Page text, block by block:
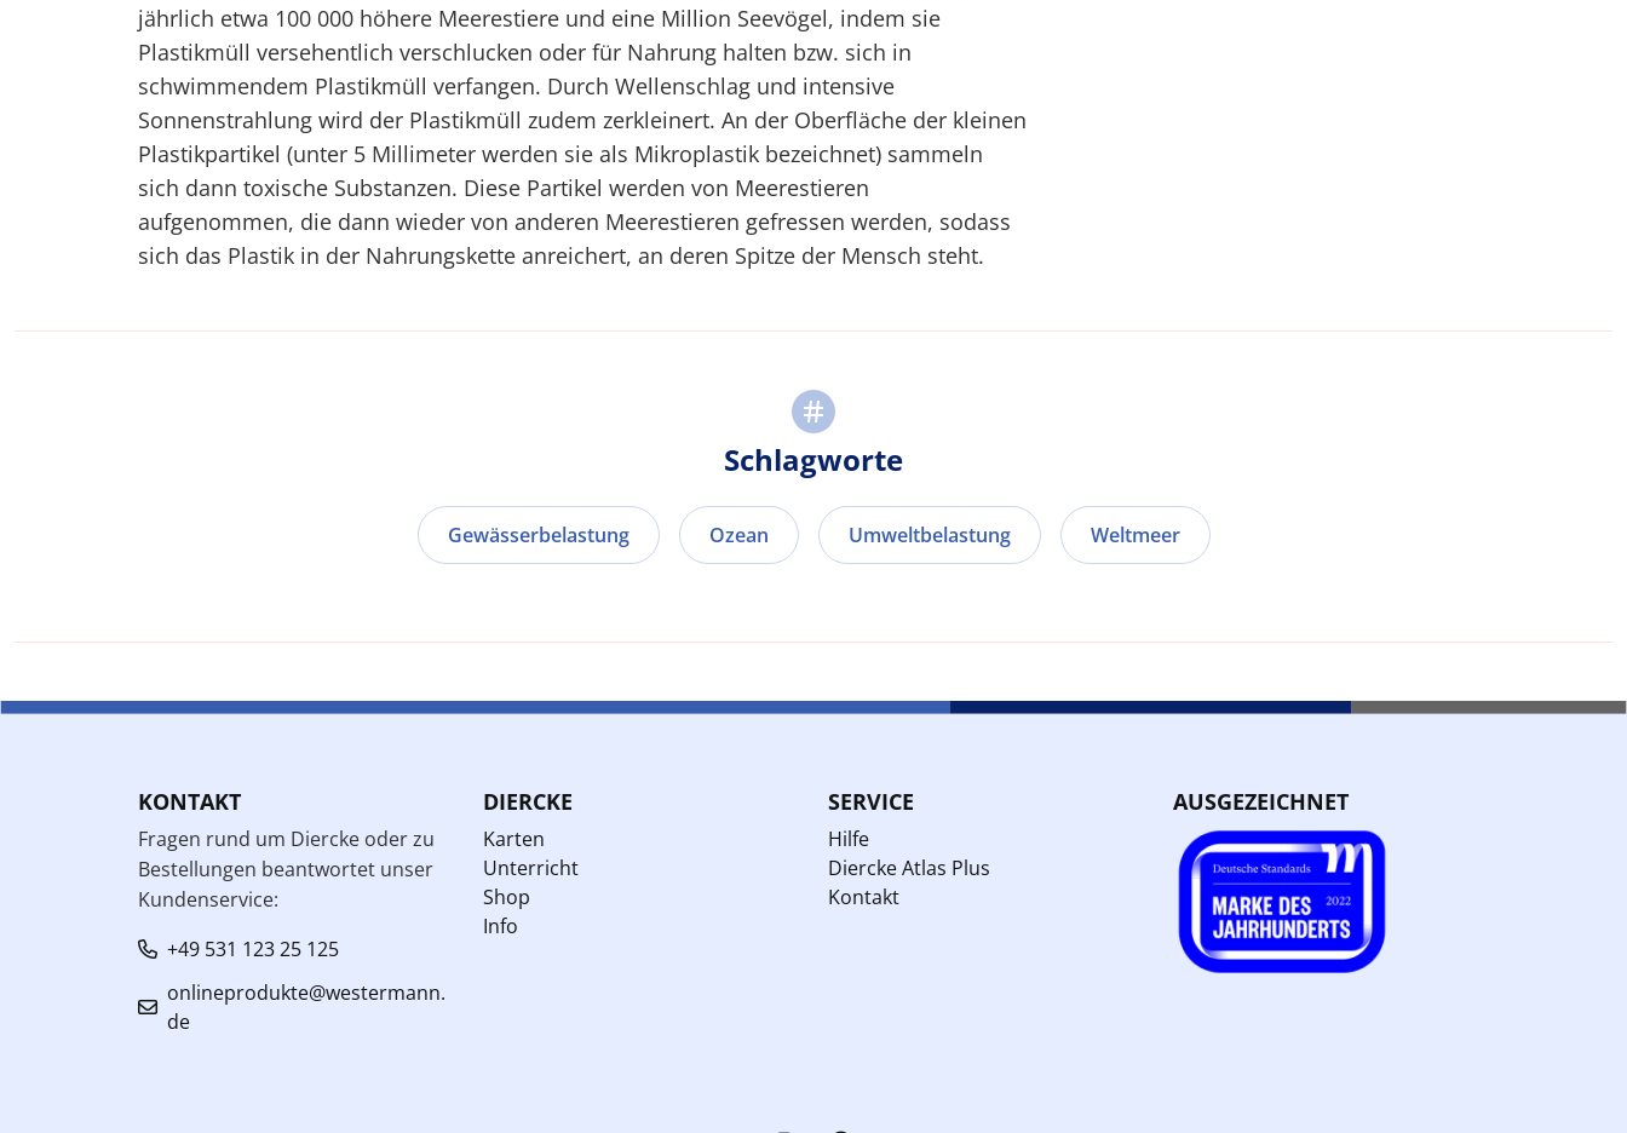
jährlich etwa 100 000 höhere Meerestiere und eine Million Seevögel, indem sie
Plastikmüll versehentlich verschlucken oder für Nahrung halten bzw. sich in
schwimmendem Plastikmüll verfangen. Durch Wellenschlag und intensive
Sonnenstrahlung wird der Plastikmüll zudem zerkleinert. An der Oberfläche der kleinen
Plastikpartikel (unter 5 Millimeter werden sie als Mikroplastik bezeichnet) sammeln
sich dann toxische Substanzen. Diese Partikel werden von Meerestieren
aufgenommen, die dann wieder von anderen Meerestieren gefressen werden, sodass
sich das Plastik in der Nahrungskette anreichert, an deren Spitze der Mensch steht.
Schlagworte
Gewässerbelastung Ozean Umweltbelastung Weltmeer
KONTAKT
Fragen rund um Diercke oder zu
Bestellungen beantwortet unser
Kundenservice:
+49 531 123 25 125
onlineprodukte@westermann.
de
DIERCKE
Karten
Unterricht
Shop
Info
SERVICE
Hilfe
Diercke Atlas Plus
Kontakt
AUSGEZEICHNET